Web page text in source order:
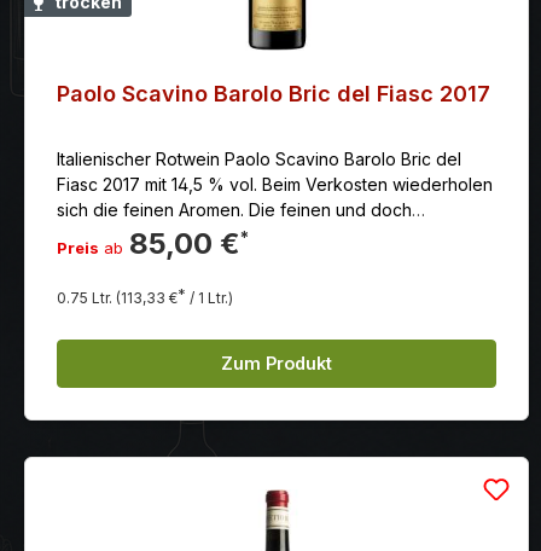
Paolo Scavino Barolo Bric del Fiasc 2017
Italienischer Rotwein Paolo Scavino Barolo Bric del
Fiasc 2017 mit 14,5 % vol. Beim Verkosten wiederholen
sich die feinen Aromen. Die feinen und doch
zupackenden, jungen Tannine, harmonieren jetzt
schon ganz gut mit der lebendigen Säure und gut
vorhandenen Mineralik.
Preis ab 85,00 €*
0.75 Ltr. (113,33 €* / 1 Ltr.)
Zum Produkt